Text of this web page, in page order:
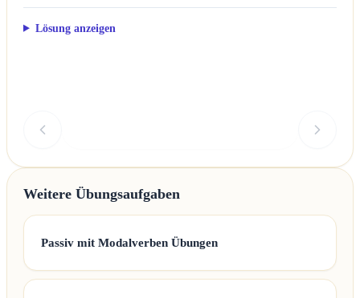
Lösung anzeigen
Weitere Übungsaufgaben
Passiv mit Modalverben Übungen